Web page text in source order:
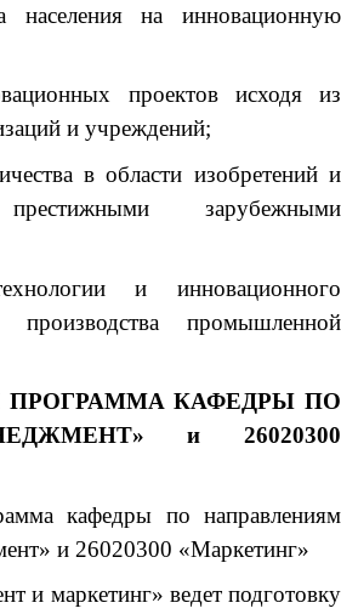
населения на инновационную
проектов исходя из
и учреждений;
в области изобретений и
зарубежными
и инновационного
производства промышленной
ПРОГРАММА КАФЕДРЫ ПО
и 26020300
кафедры по направлениям
и 26020300 «Маркетинг»
и маркетинг» ведет подготовку